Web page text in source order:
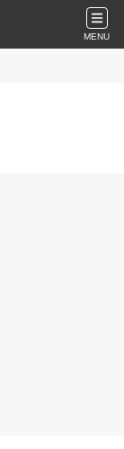
MENU